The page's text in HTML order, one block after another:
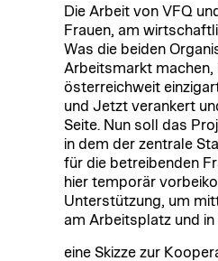
Die Arbeit von VFQ
Frauen, am
Was die beiden
Arbeitsmarkt machen,
österreichweit
und Jetzt verankert
Seite. Nun soll das
in dem der zentrale
für die betreibenden
hier temporär
Unterstützung, um
am Arbeitsplatz und
eine Skizze zur